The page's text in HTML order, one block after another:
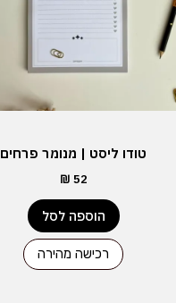
טודו ליסט | מנומר פרחים
₪ 52
הוספה לסל
רכישה מהירה